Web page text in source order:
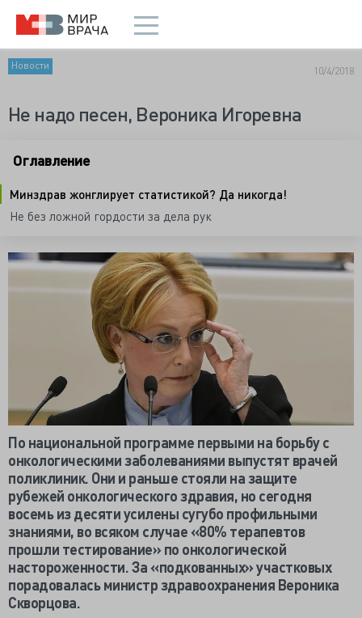
Новости 10/4/2018
Не надо песен, Вероника Игоревна
Оглавление
Минздрав жонглирует статистикой? Да никогда!
Не без ложной гордости за дела рук
По национальной программе первыми на борьбу с
онкологическими заболеваниями выпустят врачей
поликлиник. Они и раньше стояли на защите
рубежей онкологического здравия, но сегодня
восемь из десяти усилены сугубо профильными
знаниями, во всяком случае «80% терапевтов
прошли тестирование» по онкологической
настороженности. За «подкованных» участковых
порадовалась министр здравоохранения Вероника
Скворцова.